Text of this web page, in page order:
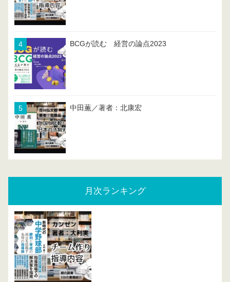
BCGが読む 経営の論点2023
中田薫／著者：北康宏
月次ランキング